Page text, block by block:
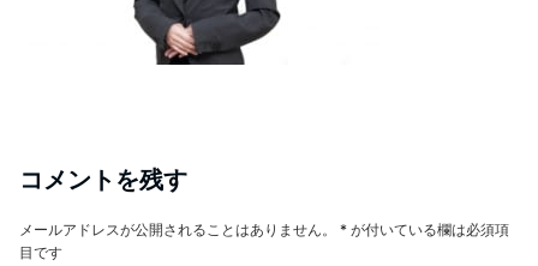
コメントを残す
メールアドレスが公開されることはありません。 * が付いている欄は必須項
目です